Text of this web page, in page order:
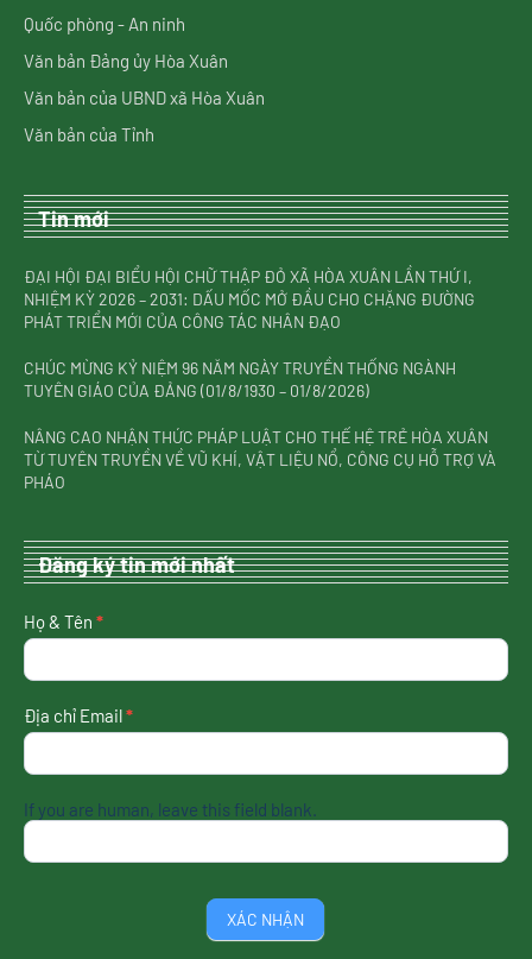
Quốc phòng - An ninh
Văn bản Đảng ủy Hòa Xuân
Văn bản của UBND xã Hòa Xuân
Văn bản của Tỉnh
Tin mới
ĐẠI HỘI ĐẠI BIỂU HỘI CHỮ THẬP ĐỎ XÃ HÒA XUÂN LẦN THỨ I,
NHIỆM KỲ 2026 – 2031: DẤU MỐC MỞ ĐẦU CHO CHẶNG ĐƯỜNG
PHÁT TRIỂN MỚI CỦA CÔNG TÁC NHÂN ĐẠO
CHÚC MỪNG KỶ NIỆM 96 NĂM NGÀY TRUYỀN THỐNG NGÀNH
TUYÊN GIÁO CỦA ĐẢNG (01/8/1930 – 01/8/2026)
NÂNG CAO NHẬN THỨC PHÁP LUẬT CHO THẾ HỆ TRẺ HÒA XUÂN
TỪ TUYÊN TRUYỀN VỀ VŨ KHÍ, VẬT LIỆU NỔ, CÔNG CỤ HỖ TRỢ VÀ
PHÁO
Đăng ký tin mới nhất
nhận
tin
nhất
Họ & Tên *
Địa chỉ Email*
If you are human, leave this field blank.
XÁC NHẬN